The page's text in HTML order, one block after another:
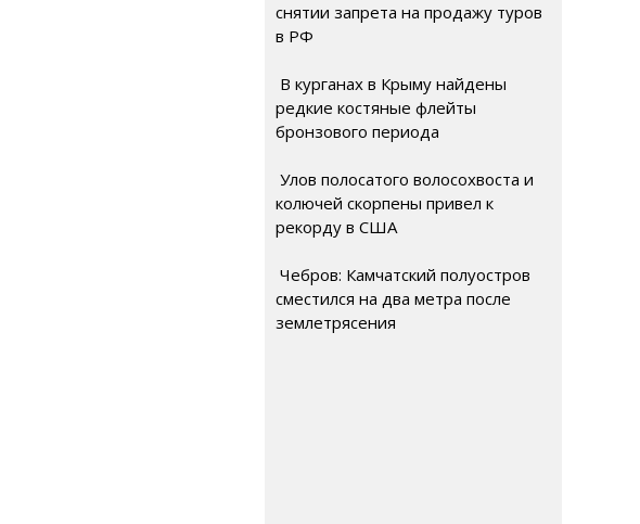
снятии запрета на продажу туров
в РФ
В курганах в Крыму найдены
редкие костяные флейты
бронзового периода
Улов полосатого волосохвоста и
колючей скорпены привел к
рекорду в США
Чебров: Камчатский полуостров
сместился на два метра после
землетрясения